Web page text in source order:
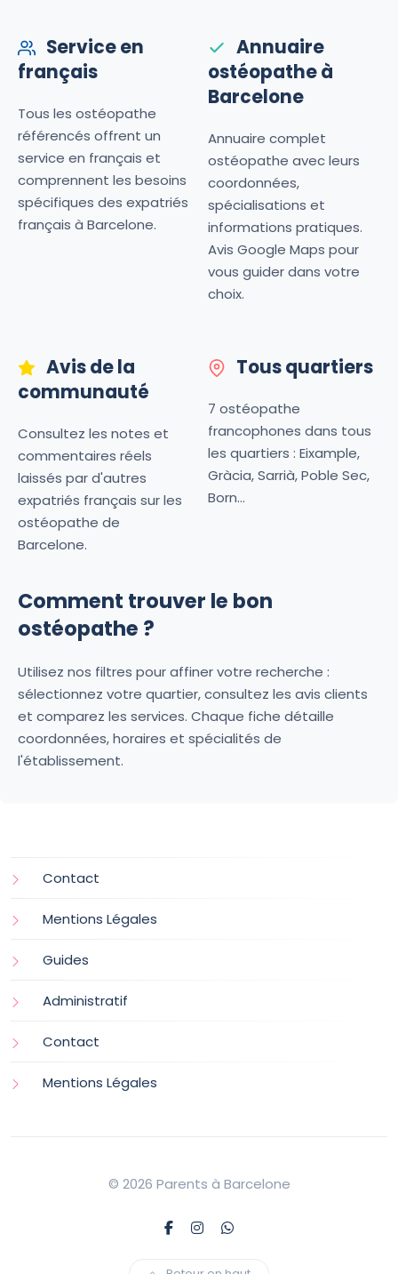
Service en
français
Tous les ostéopathe
référencés offrent un
service en français et
comprennent les besoins
spécifiques des expatriés
français à Barcelone.
Annuaire
ostéopathe à
Barcelone
Annuaire complet
ostéopathe avec leurs
coordonnées,
spécialisations et
informations pratiques.
Avis Google Maps pour
vous guider dans votre
choix.
Avis de la
communauté
Consultez les notes et
commentaires réels
laissés par d'autres
expatriés français sur les
ostéopathe de
Barcelone.
Tous quartiers
7 ostéopathe
francophones dans tous
les quartiers : Eixample,
Gràcia, Sarrià, Poble Sec,
Born...
Comment trouver le bon
ostéopathe ?
Utilisez nos filtres pour affiner votre recherche :
sélectionnez votre quartier, consultez les avis clients
et comparez les services. Chaque fiche détaille
coordonnées, horaires et spécialités de
l'établissement.
Contact
Mentions Légales
Guides
Administratif
Contact
Mentions Légales
© 2026 Parents à Barcelone